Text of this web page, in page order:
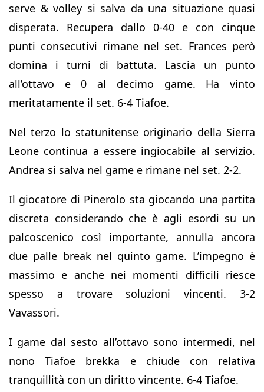
serve & volley si salva da una situazione quasi
disperata. Recupera dallo 0-40 e con cinque
punti consecutivi rimane nel set. Frances però
domina i turni di battuta. Lascia un punto
all’ottavo e 0 al decimo game. Ha vinto
meritatamente il set. 6-4 Tiafoe.
Nel terzo lo statunitense originario della Sierra
Leone continua a essere ingiocabile al servizio.
Andrea si salva nel game e rimane nel set. 2-2.
Il giocatore di Pinerolo sta giocando una partita
discreta considerando che è agli esordi su un
palcoscenico così importante, annulla ancora
due palle break nel quinto game. L’impegno è
massimo e anche nei momenti difficili riesce
spesso a trovare soluzioni vincenti. 3-2
Vavassori.
I game dal sesto all’ottavo sono intermedi, nel
nono Tiafoe brekka e chiude con relativa
tranquillità con un diritto vincente. 6-4 Tiafoe.